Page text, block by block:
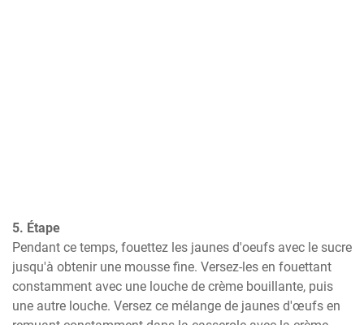
5. Étape
Pendant ce temps, fouettez les jaunes d'oeufs avec le sucre
jusqu'à obtenir une mousse fine. Versez-les en fouettant
constamment avec une louche de crème bouillante, puis
une autre louche. Versez ce mélange de jaunes d'œufs en